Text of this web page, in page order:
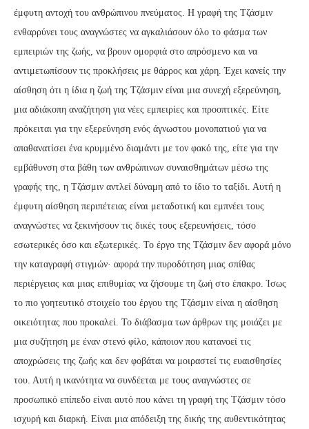
έμφυτη αντοχή του ανθρώπινου πνεύματος. Η γραφή της Τζάσμιν
ενθαρρύνει τους αναγνώστες να αγκαλιάσουν όλο το φάσμα των
εμπειριών της ζωής, να βρουν ομορφιά στο απρόσμενο και να
αντιμετωπίσουν τις προκλήσεις με θάρρος και χάρη. Έχει κανείς την
αίσθηση ότι η ίδια η ζωή της Τζάσμιν είναι μια συνεχή εξερεύνηση,
μια αδιάκοπη αναζήτηση για νέες εμπειρίες και προοπτικές. Είτε
πρόκειται για την εξερεύνηση ενός άγνωστου μονοπατιού για να
απαθανατίσει ένα κρυμμένο διαμάντι με τον φακό της, είτε για την
εμβάθυνση στα βάθη των ανθρώπινων συναισθημάτων μέσω της
γραφής της, η Τζάσμιν αντλεί δύναμη από το ίδιο το ταξίδι. Αυτή η
έμφυτη αίσθηση περιπέτειας είναι μεταδοτική και εμπνέει τους
αναγνώστες να ξεκινήσουν τις δικές τους εξερευνήσεις, τόσο
εσωτερικές όσο και εξωτερικές. Το έργο της Τζάσμιν δεν αφορά μόνο
την καταγραφή στιγμών· αφορά την πυροδότηση μιας σπίθας
περιέργειας και μιας επιθυμίας να ζήσουμε τη ζωή στο έπακρο. Ίσως
το πιο γοητευτικό στοιχείο του έργου της Τζάσμιν είναι η αίσθηση
οικειότητας που προκαλεί. Το διάβασμα των άρθρων της μοιάζει με
μια συζήτηση με έναν στενό φίλο, κάποιον που κατανοεί τις
αποχρώσεις της ζωής και δεν φοβάται να μοιραστεί τις ευαισθησίες
του. Αυτή η ικανότητα να συνδέεται με τους αναγνώστες σε
προσωπικό επίπεδο είναι αυτό που κάνει τη γραφή της Τζάσμιν τόσο
ισχυρή και διαρκή. Είναι μια απόδειξη της δικής της αυθεντικότητας